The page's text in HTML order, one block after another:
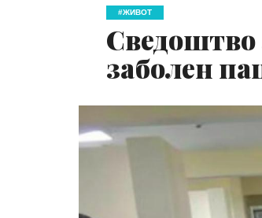
#ЖИВОТ
Сведоштво
заболен